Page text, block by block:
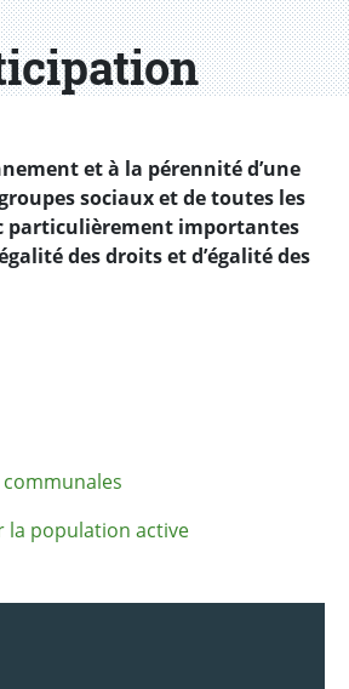
et à la pérennité d’une
sociaux et de toutes les
particulièrement importantes
des droits et d’égalité des
la population active